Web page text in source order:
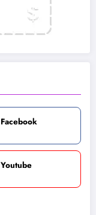
Facebook
Youtube